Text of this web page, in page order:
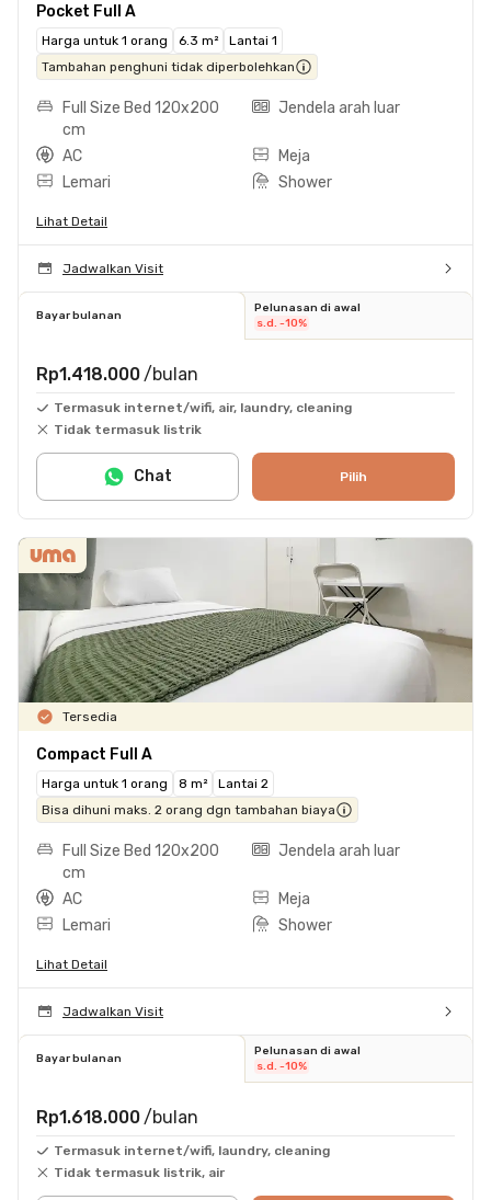
Pocket Full A
Harga untuk 1 orang 6.3 m²
Lantai 1
Tambahan penghuni tidak diperbolehkan
Full Size Bed 120x200
cm
Jendela arah luar
AC
Meja
Lemari
Shower
Lihat Detail
Jadwalkan Visit
Bayar bulanan
Pelunasan di awal
s.d. -10%
Rp1.418.000 /bulan
Termasuk internet/wifi, air, laundry, cleaning
Tidak termasuk listrik
Pilih
Chat
Tersedia
Compact Full A
Harga untuk 1 orang 8 m²
Lantai 2
Bisa dihuni maks. 2 orang dgn tambahan biaya
Full Size Bed 120x200
cm
Jendela arah luar
AC
Meja
Lemari
Shower
Lihat Detail
Jadwalkan Visit
Bayar bulanan
Pelunasan di awal
s.d. -10%
Rp1.618.000 /bulan
Termasuk internet/wifi, laundry, cleaning
Tidak termasuk listrik, air